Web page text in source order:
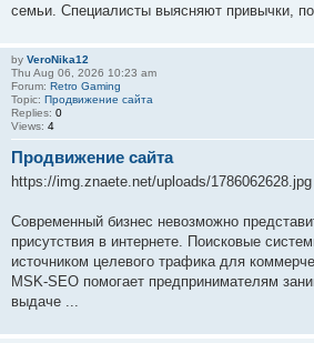
семьи. Специалисты выясняют привычки,
by VeroNika12
Thu Aug 06, 2026 10:23 am
Forum: Retro Gaming
Topic: Продвижение сайта
Replies: 0
Views: 4
Продвижение сайта
https://img.znaete.net/uploads/1786062628.jpg
Современный бизнес невозможно
присутствия в интернете. Поисковые
источником целевого трафика для
MSK-SEO помогает предпринимателям
выдаче ...